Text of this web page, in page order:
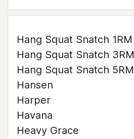
Hang Squat Snatch 1RM
Hang Squat Snatch 3RM
Hang Squat Snatch 5RM
Hansen
Harper
Havana
Heavy Grace